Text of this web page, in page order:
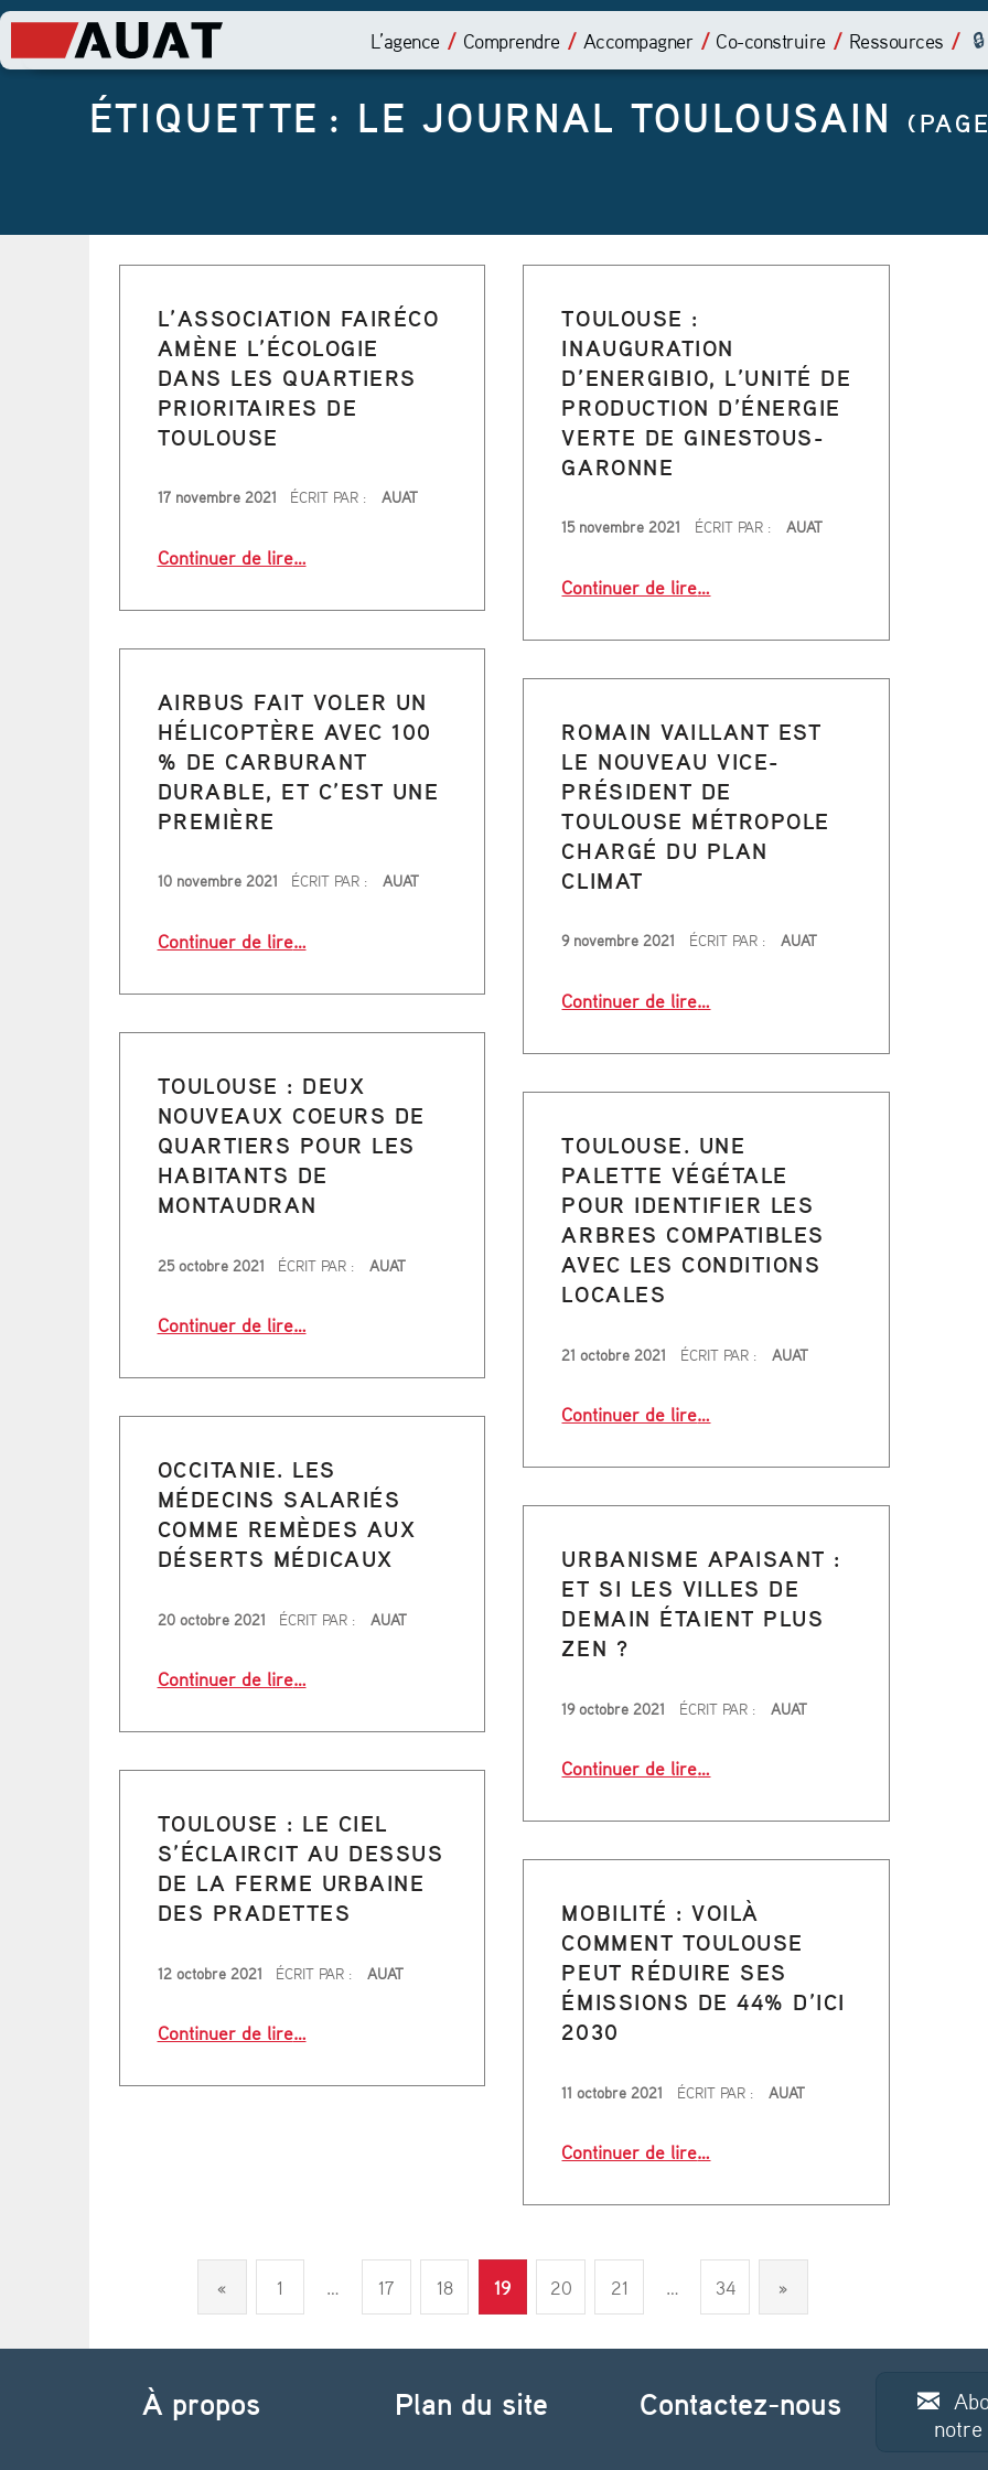
L’agence Comprendre Accompagner Co-construire Ressources
ÉTIQUETTE : LE JOURNAL TOULOUSAIN
É
T
I
U
E
T
E
:
J
U
N
L
L
O
U
S
I
(
P
A
G
1
L’ASSOCIATION FAIRÉCO
AMÈNE L’ÉCOLOGIE
DANS LES QUARTIERS
PRIORITAIRES DE
TOULOUSE
17 novembre 2021 ÉCRIT PAR : AUAT
Continuer de lire…
TOULOUSE :
INAUGURATION
D’ENERGIBIO, L’UNITÉ DE
PRODUCTION D’ÉNERGIE
VERTE DE GINESTOUS-
GARONNE
15 novembre 2021 ÉCRIT PAR : AUAT
Continuer de lire…
AIRBUS FAIT VOLER UN
HÉLICOPTÈRE AVEC 100
% DE CARBURANT
DURABLE, ET C’EST UNE
PREMIÈRE
10 novembre 2021 ÉCRIT PAR : AUAT
Continuer de lire…
ROMAIN VAILLANT EST
LE NOUVEAU VICE-
PRÉSIDENT DE
TOULOUSE MÉTROPOLE
CHARGÉ DU PLAN
CLIMAT
9 novembre 2021 ÉCRIT PAR : AUAT
Continuer de lire…
TOULOUSE : DEUX
NOUVEAUX COEURS DE
QUARTIERS POUR LES
HABITANTS DE
MONTAUDRAN
25 octobre 2021 ÉCRIT PAR : AUAT
Continuer de lire
“Toulouse : deux nouveaux coeurs de quartiers pour les habitants de Montaudran”
…
TOULOUSE. UNE
PALETTE VÉGÉTALE
POUR IDENTIFIER LES
ARBRES COMPATIBLES
AVEC LES CONDITIONS
LOCALES
21 octobre 2021 ÉCRIT PAR : AUAT
Continuer de lire…
OCCITANIE. LES
MÉDECINS SALARIÉS
COMME REMÈDES AUX
DÉSERTS MÉDICAUX
20 octobre 2021 ÉCRIT PAR : AUAT
Continuer de lire
“Occitanie. Les médecins salariés comme remèdes aux déserts médicaux”
…
URBANISME APAISANT :
ET SI LES VILLES DE
DEMAIN ÉTAIENT PLUS
ZEN ?
19 octobre 2021 ÉCRIT PAR : AUAT
Continuer de lire…
TOULOUSE : LE CIEL
S’ÉCLAIRCIT AU DESSUS
DE LA FERME URBAINE
DES PRADETTES
12 octobre 2021 ÉCRIT PAR : AUAT
Continuer de lire
“Toulouse : le ciel s’éclaircit au dessus de la ferme urbaine des Pradettes”
…
MOBILITÉ : VOILÀ
COMMENT TOULOUSE
PEUT RÉDUIRE SES
ÉMISSIONS DE 44% D’ICI
2030
11 octobre 2021 ÉCRIT PAR : AUAT
Continuer de lire…
« 1 17 18 19 20 21 34 »
À propos Plan du site Contactez-nous